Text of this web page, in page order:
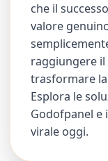
che il
valore
raggiungere
trasformare
Esplora le
Godofpanel e
virale oggi.